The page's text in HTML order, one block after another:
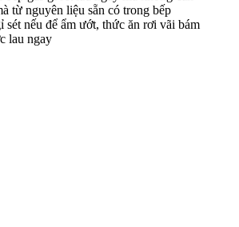
sét nếu để ẩm ướt, thức ăn rơi vãi bám
lau ngay